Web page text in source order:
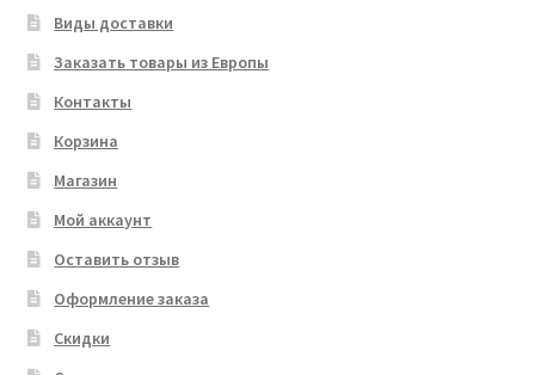
Виды доставки
Заказать товары из Европы
Контакты
Корзина
Магазин
Мой аккаунт
Оставить отзыв
Оформление заказа
Скидки